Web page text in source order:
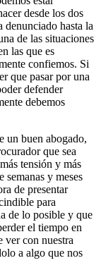
desde los dos
denunciado hasta la
de las situaciones
las que es
confiemos. Si
que pasar por una
defender
debemos
un buen abogado,
que sea
tensión y más
semanas y meses
de presentar
para
de lo posible y que
el tiempo en
ver con nuestra
a algo que nos